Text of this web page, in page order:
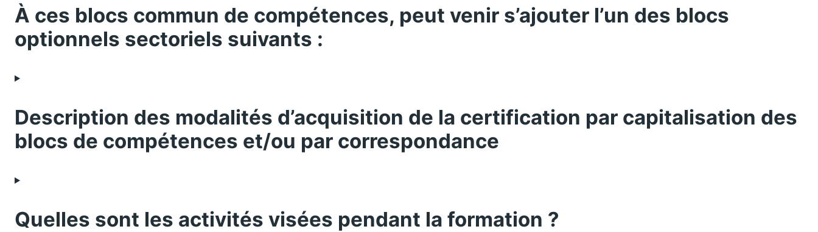
À ces blocs commun de compétences, peut venir s’ajouter l’un des blocs
optionnels sectoriels suivants :
Description des modalités d’acquisition de la certification par capitalisation des
blocs de compétences et/ou par correspondance
Quelles sont les activités visées pendant la formation ?